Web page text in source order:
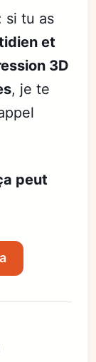
si tu as
et
3D
, je te
peut